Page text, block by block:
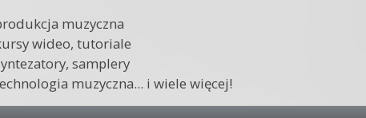
muzyczna
wideo, tutoriale
samplery
muzyczna... i wiele więcej!